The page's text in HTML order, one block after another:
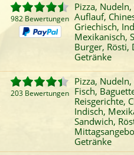
982 Bewertungen
Pizza,
Auflauf,
Griechisch,
Mexikanisch,
Burger, Rösti,
Getränke
203 Bewertungen
Pizza,
Fisch,
Reisgerichte,
Indisch,
Sandwich,
Getränke